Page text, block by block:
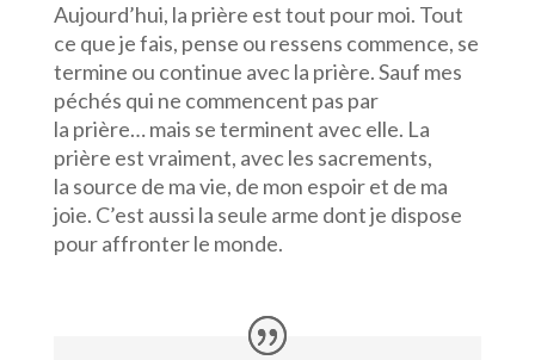
Aujourd’hui, la prière est tout pour moi. Tout
ce que je fais, pense ou ressens commence, se
termine ou continue avec la prière. Sauf mes
péchés qui ne commencent pas par
la prière… mais se terminent avec elle. La
prière est vraiment, avec les sacrements,
la source de ma vie, de mon espoir et de ma
joie. C’est aussi la seule arme dont je dispose
pour affronter le monde.